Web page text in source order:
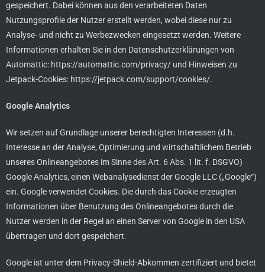
gespeichert. Dabei können aus den verarbeiteten Daten
Nutzungsprofile der Nutzer erstellt werden, wobei diese nur zu
Analyse- und nicht zu Werbezwecken eingesetzt werden. Weitere
Informationen erhalten Sie in den Datenschutzerklärungen von
Automattic: https://automattic.com/privacy/ und Hinweisen zu
Jetpack-Cookies: https://jetpack.com/support/cookies/.
Google Analytics
Wir setzen auf Grundlage unserer berechtigten Interessen (d.h.
Interesse an der Analyse, Optimierung und wirtschaftlichem Betrieb
unseres Onlineangebotes im Sinne des Art. 6 Abs. 1 lit. f. DSGVO)
Google Analytics, einen Webanalysedienst der Google LLC („Google“)
ein. Google verwendet Cookies. Die durch das Cookie erzeugten
Informationen über Benutzung des Onlineangebotes durch die
Nutzer werden in der Regel an einen Server von Google in den USA
übertragen und dort gespeichert.
Google ist unter dem Privacy-Shield-Abkommen zertifiziert und bietet